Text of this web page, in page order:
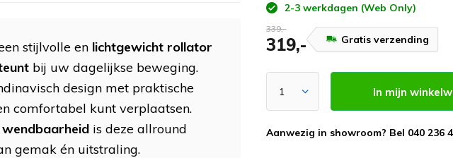
2-3 werkdagen (Web Only)
339,-
319,- Gratis verzending
In mijn
Aanwezig in showroom? Bel 040 236
stijlvolle en lichtgewicht rollator
bij uw dagelijkse beweging.
design met praktische
comfortabel kunt verplaatsen.
wendbaarheid is deze allround
gemak én uitstraling.